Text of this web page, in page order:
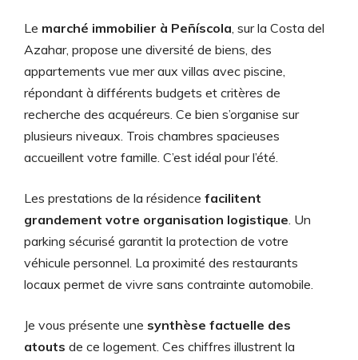
Le marché immobilier à Peñíscola, sur la Costa del
Azahar, propose une diversité de biens, des
appartements vue mer aux villas avec piscine,
répondant à différents budgets et critères de
recherche des acquéreurs. Ce bien s’organise sur
plusieurs niveaux. Trois chambres spacieuses
accueillent votre famille. C’est idéal pour l’été.
Les prestations de la résidence facilitent
grandement votre organisation logistique. Un
parking sécurisé garantit la protection de votre
véhicule personnel. La proximité des restaurants
locaux permet de vivre sans contrainte automobile.
Je vous présente une synthèse factuelle des
atouts de ce logement. Ces chiffres illustrent la